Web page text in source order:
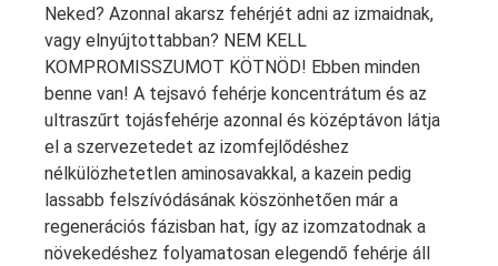
Neked? Azonnal akarsz fehérjét adni az izmaidnak,
vagy elnyújtottabban? NEM KELL
KOMPROMISSZUMOT KÖTNÖD! Ebben minden
benne van! A tejsavó fehérje koncentrátum és az
ultraszűrt tojásfehérje azonnal és középtávon látja
el a szervezetedet az izomfejlődéshez
nélkülözhetetlen aminosavakkal, a kazein pedig
lassabb felszívódásának köszönhetően már a
regenerációs fázisban hat, így az izomzatodnak a
növekedéshez folyamatosan elegendő fehérje áll